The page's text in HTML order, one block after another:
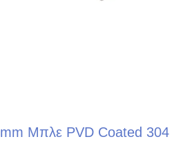
Μπλε PVD Coated 304